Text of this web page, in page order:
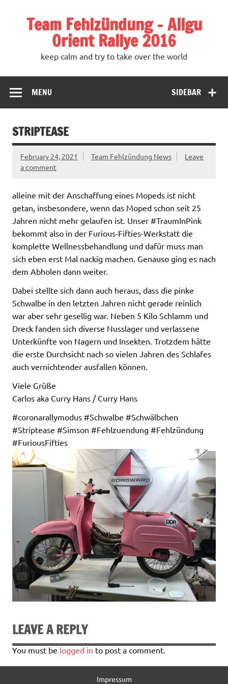
Team Fehlzündung – Allgu
Orient Rallye 2016
keep calm and try to take over the world
SIDEBAR
MENU
STRIPTEASE
February 24, 2021 Team Fehlzündung News
Leave
a comment
alleine mit der Anschaffung eines Mopeds ist nicht
getan, insbesondere, wenn das Moped schon seit 25
Jahren nicht mehr gelaufen ist. Unser #TraumInPink
bekommt also in der Furious-Fifties-Werkstatt die
komplette Wellnessbehandlung und dafür muss man
sich eben erst Mal nackig machen. Genauso ging es nach
dem Abholen dann weiter.
Dabei stellte sich dann auch heraus, dass die pinke
Schwalbe in den letzten Jahren nicht gerade reinlich
war aber sehr gesellig war. Neben 5 Kilo Schlamm und
Dreck fanden sich diverse Nusslager und verlassene
Unterkünfte von Nagern und Insekten. Trotzdem hätte
die erste Durchsicht nach so vielen Jahren des Schlafes
auch vernichtender ausfallen können.
Viele Grüße
Carlos aka Curry Hans / Curry Hans
#coronarallymodus #Schwalbe #Schwälbchen
#Striptease #Simson #Fehlzuendung #Fehlzündung
#FuriousFifties
LEAVE A REPLY
You must be logged in to post a comment.
Impressum